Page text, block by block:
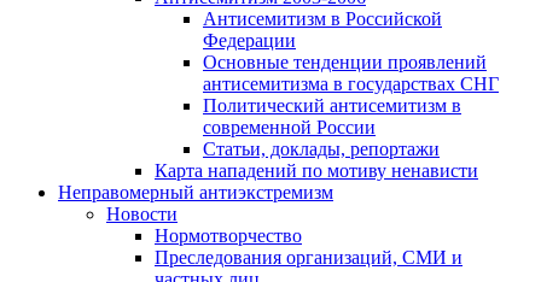
Антисемитизм в Российской
Федерации
Основные тенденции проявлений
антисемитизма в государствах СНГ
Политический антисемитизм в
современной России
Статьи, доклады, репортажи
Карта нападений по мотиву ненависти
Неправомерный антиэкстремизм
Новости
Нормотворчество
Преследования организаций, СМИ и